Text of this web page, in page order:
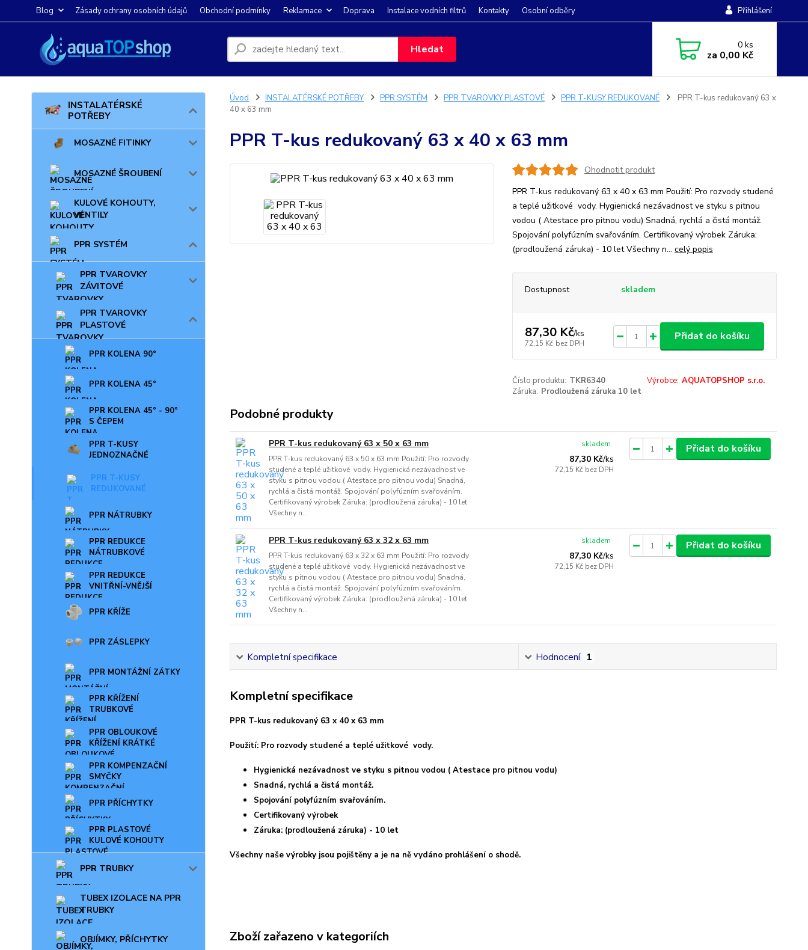
Blog Zásady ochrany osobních údajů Obchodní podmínky Reklamace Doprava Instalace vodních filtrů Kontakty Osobní odběry Přihlášení
Hledat 0ks
za 0,00 Kč
INSTALATÉRSKÉ
POTŘEBY
MOSAZNÉ FITINKY
MOSAZNÉ ŠROUBENÍ
KULOVÉ KOHOUTY,
VENTILY
PPR SYSTÉM
PPR TVAROVKY
ZÁVITOVÉ
PPR TVAROVKY
PLASTOVÉ
PPR KOLENA 90°
PPR KOLENA 45°
PPR KOLENA 45° - 90°
S ČEPEM
PPR T-KUSY
JEDNOZNAČNÉ
PPR T-KUSY
REDUKOVANÉ
PPR NÁTRUBKY
PPR REDUKCE
NÁTRUBKOVÉ
PPR REDUKCE
VNITŘNÍ-VNĚJŠÍ
PPR KŘÍŽE
PPR ZÁSLEPKY
PPR MONTÁŽNÍ ZÁTKY
PPR KŘÍŽENÍ
TRUBKOVÉ
PPR OBLOUKOVÉ
KŘÍŽENÍ KRÁTKÉ
PPR KOMPENZAČNÍ
SMYČKY
PPR PŘÍCHYTKY
PPR PLASTOVÉ
KULOVÉ KOHOUTY
PPR TRUBKY
TUBEX IZOLACE NA PPR
TRUBKY
OBJÍMKY, PŘÍCHYTKY
Úvod INSTALATÉRSKÉ POTŘEBY PPR SYSTÉM PPR TVAROVKY PLASTOVÉ PPR T-KUSY REDUKOVANÉ
PPR T-kus redukovaný 63 x
40 x 63 mm
PPR T-kus redukovaný 63 x 40 x 63 mm
Ohodnotit produkt
PPR T-kus redukovaný 63 x 40 x 63 mm Použití: Pro rozvody studené
a teplé užitkové vody. Hygienická nezávadnost ve styku s pitnou
vodou ( Atestace pro pitnou vodu) Snadná, rychlá a čistá montáž.
Spojování polyfúzním svařováním. Certifikovaný výrobek Záruka:
(prodloužená záruka) - 10 let Všechny n... celý popis
Dostupnost skladem
87,30 Kč/ks
72,15 Kč bez DPH
Přidat do košíku
Číslo produktu: TKR6340 Výrobce: AQUATOPSHOP s.r.o.
Záruka: Prodloužená záruka 10 let
Podobné produkty
PPR T-kus redukovaný 63 x 50 x 63 mm
PPR T-kus redukovaný 63 x 50 x 63 mm Použití: Pro rozvody
studené a teplé užitkové vody. Hygienická nezávadnost ve
styku s pitnou vodou ( Atestace pro pitnou vodu) Snadná,
rychlá a čistá montáž. Spojování polyfúzním svařováním.
Certifikovaný výrobek Záruka: (prodloužená záruka) - 10 let
Všechny n...
87,30 Kč/ks
72,15 Kč bez DPH
skladem Přidat do košíku
PPR T-kus redukovaný 63 x 32 x 63 mm
PPR T-kus redukovaný 63 x 32 x 63 mm Použití: Pro rozvody
studené a teplé užitkové vody. Hygienická nezávadnost ve
styku s pitnou vodou ( Atestace pro pitnou vodu) Snadná,
rychlá a čistá montáž. Spojování polyfúzním svařováním.
Certifikovaný výrobek Záruka: (prodloužená záruka) - 10 let
Všechny n...
87,30 Kč/ks
72,15 Kč bez DPH
skladem Přidat do košíku
Kompletní specifikace Hodnocení 1
Kompletní specifikace
PPR T-kus redukovaný 63 x 40 x 63 mm
Použití: Pro rozvody studené a teplé užitkové vody.
Hygienická nezávadnost ve styku s pitnou vodou ( Atestace pro pitnou vodu)
Snadná, rychlá a čistá montáž.
Spojování polyfúzním svařováním.
Certifikovaný výrobek
Záruka: (prodloužená záruka) - 10 let
Všechny naše výrobky jsou pojištěny a je na ně vydáno prohlášení o shodě.
Zboží zařazeno v kategoriích